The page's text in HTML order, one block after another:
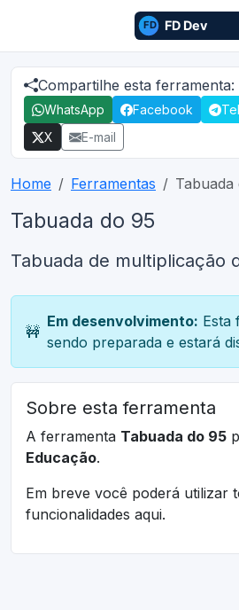
Compartilhe esta ferramenta:
WhatsApp Facebook
X
E-mail
Home Ferramentas Tabuada
Tabuada do 95
Tabuada de multiplicação
🚧
Em desenvolvimento: Esta
sendo preparada e estará
Sobre esta ferramenta
A ferramenta Tabuada do 95
Educação.
Em breve você poderá utilizar
funcionalidades aqui.